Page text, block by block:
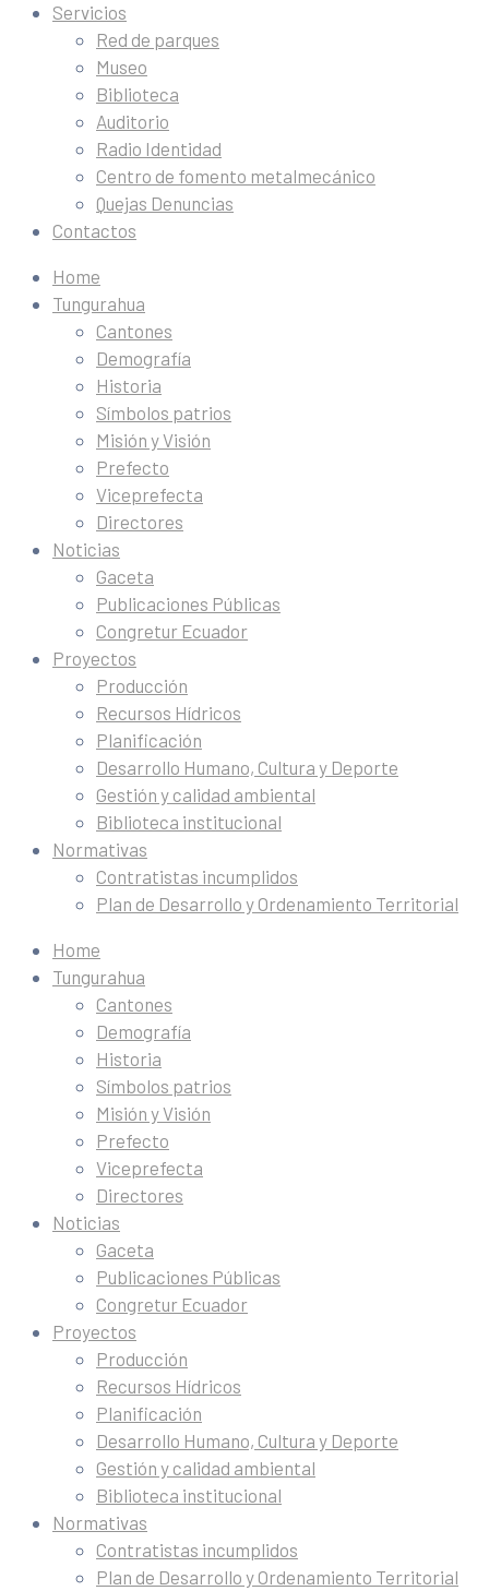
Servicios
Red de parques
Museo
Biblioteca
Auditorio
Radio Identidad
Centro de fomento metalmecánico
Quejas Denuncias
Contactos
Home
Tungurahua
Cantones
Demografía
Historia
Símbolos patrios
Misión y Visión
Prefecto
Viceprefecta
Directores
Noticias
Gaceta
Publicaciones Públicas
Congretur Ecuador
Proyectos
Producción
Recursos Hídricos
Planificación
Desarrollo Humano, Cultura y Deporte
Gestión y calidad ambiental
Biblioteca institucional
Normativas
Contratistas incumplidos
Plan de Desarrollo y Ordenamiento Territorial
Home
Tungurahua
Cantones
Demografía
Historia
Símbolos patrios
Misión y Visión
Prefecto
Viceprefecta
Directores
Noticias
Gaceta
Publicaciones Públicas
Congretur Ecuador
Proyectos
Producción
Recursos Hídricos
Planificación
Desarrollo Humano, Cultura y Deporte
Gestión y calidad ambiental
Biblioteca institucional
Normativas
Contratistas incumplidos
Plan de Desarrollo y Ordenamiento Territorial